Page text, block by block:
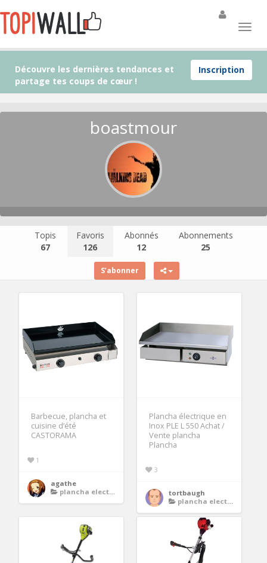
Inscription
Découvre les dernières tendances et
partage tes coups de cœur !
boastmour
Topis
67
Favoris
126
Abonnés
12
Abonnements
25
S’abonner
Barbecue, plancha et
cuisine d’été
CASTORAMA
1
agathe
plancha electrique inox
Plancha électrique en
Inox PLE L 550 Achat /
Vente plancha
Plancha
3
tortbaugh
plancha electrique inox